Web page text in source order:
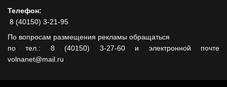
Телефон:
8 (40150) 3-21-95
По вопросам размещения рекламы обращаться
по тел.: 8 (40150) 3-27-60 и электронной почте
volnanet@mail.ru